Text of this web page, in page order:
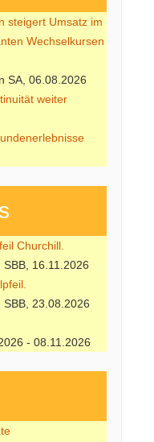
steigert Umsatz im
Wechselkursen
SA, 06.08.2026
weiter
Churchill.
16.11.2026
23.08.2026
- 08.11.2026